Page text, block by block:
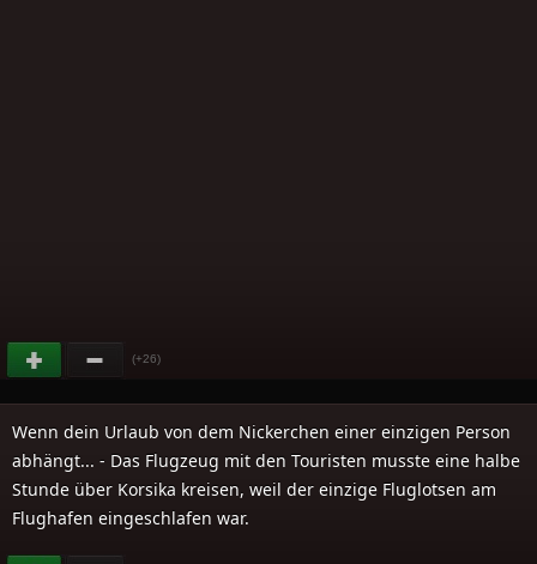
(+26)
Wenn dein Urlaub von dem Nickerchen einer einzigen Person
abhängt... - Das Flugzeug mit den Touristen musste eine halbe
Stunde über Korsika kreisen, weil der einzige Fluglotsen am
Flughafen eingeschlafen war.